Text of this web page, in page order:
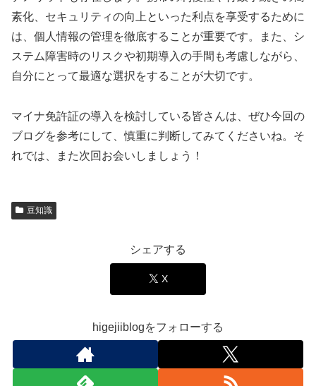
素化、セキュリティの向上といった利点を享受するために
は、個人情報の管理を徹底することが重要です。また、シ
ステム障害時のリスクや初期導入の手間も考慮しながら、
自分にとって最適な選択をすることが大切です。
マイナ免許証の導入を検討している皆さんは、ぜひ今回の
ブログを参考にして、慎重に判断してみてくださいね。そ
れでは、また次回お会いしましょう！
豆知識
シェアする
X
higejiiblogをフォローする